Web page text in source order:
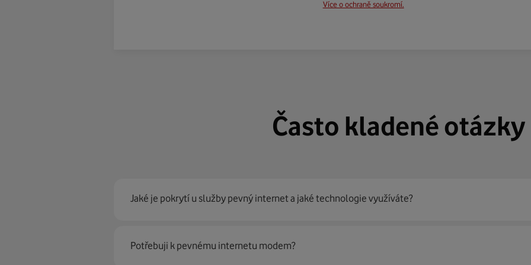
Více o ochraně soukromí.
Často kladené otázky
Jaké je pokrytí u služby pevný internet a jaké technologie využíváte?
Pevný internet můžeme nabídnout99 % českých domácností
prostřednictvím několika
Potřebuji k pevnému internetu modem?